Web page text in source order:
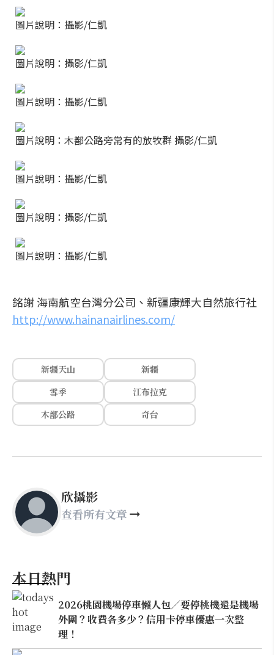
圖片說明：攝影/仁凱
圖片說明：攝影/仁凱
圖片說明：攝影/仁凱
圖片說明：木鄯公路旁常有的放牧群 攝影/仁凱
圖片說明：攝影/仁凱
圖片說明：攝影/仁凱
圖片說明：攝影/仁凱
銘謝 海南航空台灣分公司、新疆康輝大自然旅行社
http://www.hainanairlines.com/
新疆天山
新疆
雪季
江布拉克
木鄯公路
奇台
欣攝影
查看所有文章
本日熱門
2026桃園機場停車懶人包／要停桃機還是機場
外圍？收費各多少？信用卡停車優惠一次整
理！